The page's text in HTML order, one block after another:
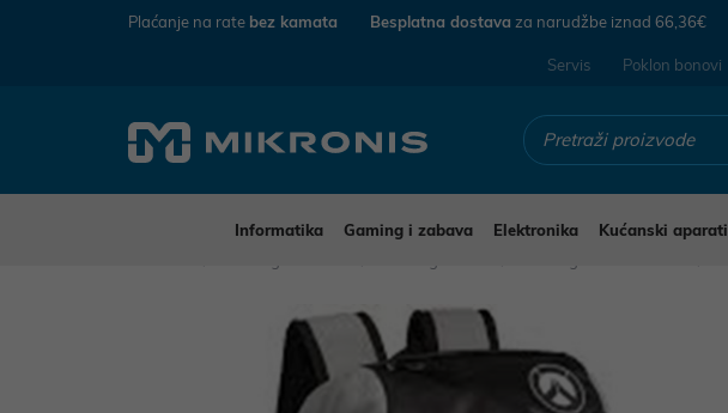
Plaćanje na rate bez kamata Besplatna dostava za narudžbe iznad 66,36€
Servis Poklon bonovi
Informatika Gaming i zabava Elektronika Kućanski aparati